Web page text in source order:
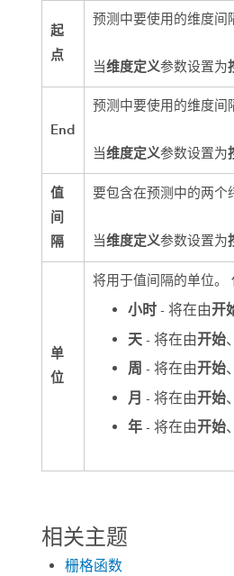
起
点
预测中要使用的维度间
当维度定义参数设置为
End
预测中要使用的维度间
当维度定义参数设置为
值
间
隔
要包含在预测中的两个
当维度定义参数设置为
单
位
将用于值间隔的单位。
小时- 将在由开
天- 将在由开始、
周 - 将在由开始、
月 - 将在由开始、
年- 将在由开始、
相关主题
栅格函数